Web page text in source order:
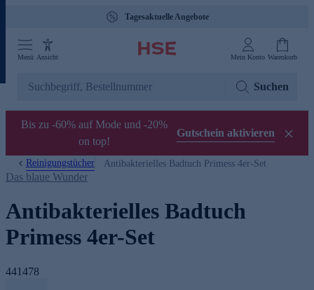
Tagesaktuelle Angebote
Menü Ansicht Mein Konto Warenkorb
Suchen
Bis zu -60% auf Mode und -20%
on top!
Gutschein aktivieren
Reinigungstücher Antibakterielles Badtuch Primess 4er-Set
Das blaue Wunder
Antibakterielles Badtuch
Primess 4er-Set
441478